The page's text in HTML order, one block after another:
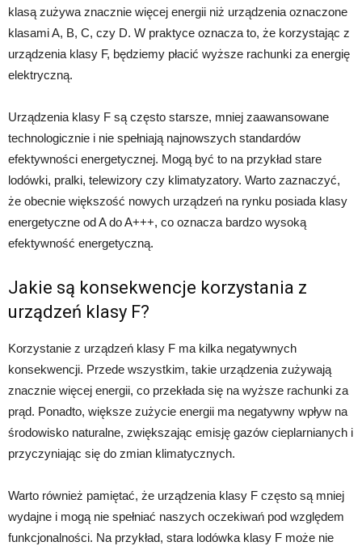
klasą zużywa znacznie więcej energii niż urządzenia oznaczone
klasami A, B, C, czy D. W praktyce oznacza to, że korzystając z
urządzenia klasy F, będziemy płacić wyższe rachunki za energię
elektryczną.
Urządzenia klasy F są często starsze, mniej zaawansowane
technologicznie i nie spełniają najnowszych standardów
efektywności energetycznej. Mogą być to na przykład stare
lodówki, pralki, telewizory czy klimatyzatory. Warto zaznaczyć,
że obecnie większość nowych urządzeń na rynku posiada klasy
energetyczne od A do A+++, co oznacza bardzo wysoką
efektywność energetyczną.
Jakie są konsekwencje korzystania z
urządzeń klasy F?
Korzystanie z urządzeń klasy F ma kilka negatywnych
konsekwencji. Przede wszystkim, takie urządzenia zużywają
znacznie więcej energii, co przekłada się na wyższe rachunki za
prąd. Ponadto, większe zużycie energii ma negatywny wpływ na
środowisko naturalne, zwiększając emisję gazów cieplarnianych i
przyczyniając się do zmian klimatycznych.
Warto również pamiętać, że urządzenia klasy F często są mniej
wydajne i mogą nie spełniać naszych oczekiwań pod względem
funkcjonalności. Na przykład, stara lodówka klasy F może nie